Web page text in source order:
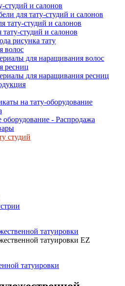
студий и салонов
для тату-студий и салонов
тату-студий и салонов
студий и салонов
рисунка тату
волос
для наращивания волос
ресниц
для наращивания ресниц
на тату-оборудование
оборудование - Распродажа
студий
татуировки
татуировки EZ
татуировки